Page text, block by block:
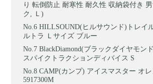
り 転倒防止 耐寒性 耐久性 収納袋付き
ク, Ｌ)
HILLSOUND(ヒルサウンド)トレイ
ルトラ Ｌサイズ ブルー
BlackDiamond(ブラックダイヤモン
スパイクトラクションディバイス S
CAMP(カンプ) アイスマスター オ
5917300M